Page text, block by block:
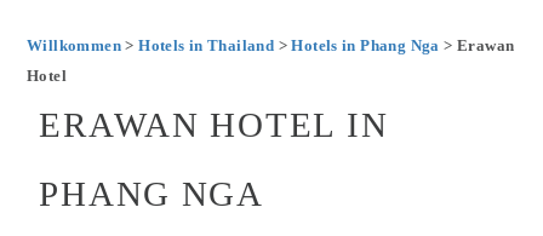
Willkommen>Hotels in Thailand >Hotels in Phang Nga > Erawan
Hotel
ERAWAN HOTEL IN
PHANG NGA